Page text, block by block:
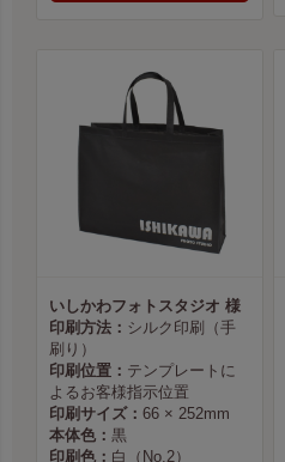
いしかわフォトスタジオ 様
印刷方法： シルク印刷（手
刷り）
印刷位置： テンプレートに
よるお客様指示位置
印刷サイズ： 66 × 252mm
本体色： 黒
印刷色： 白（No.2）